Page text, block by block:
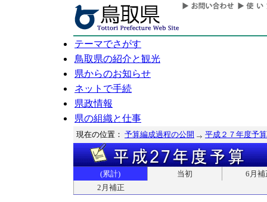
テーマでさがす
鳥取県の紹介と観光
県からのお知らせ
ネットで手続
県政情報
県の組織と仕事
現在の位置： 予算編成過程の公開 平成２７年度予算
(累計) 当初
6月補
2月補正